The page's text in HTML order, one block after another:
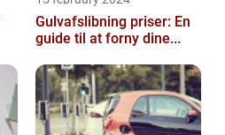
Gulvafslibning priser: En
guide til at forny dine...